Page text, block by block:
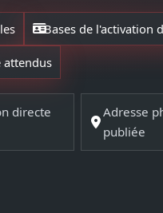
Bases de l'activation
attendus
directe
Adresse
publiée